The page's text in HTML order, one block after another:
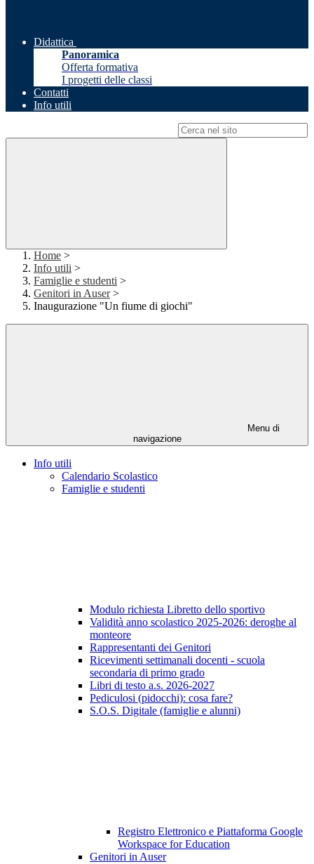
Didattica
Panoramica
Offerta formativa
I progetti delle classi
Contatti
Info utili
Home >
Info utili >
Famiglie e studenti >
Genitori in Auser >
Inaugurazione "Un fiume di giochi"
Menu di
navigazione
Info utili
Calendario Scolastico
Famiglie e studenti
Modulo richiesta Libretto dello sportivo
Validità anno scolastico 2025-2026: deroghe al
monteore
Rappresentanti dei Genitori
Ricevimenti settimanali docenti - scuola
secondaria di primo grado
Libri di testo a.s. 2026-2027
Pediculosi (pidocchi): cosa fare?
S.O.S. Digitale (famiglie e alunni)
Registro Elettronico e Piattaforma Google
Workspace for Education
Genitori in Auser